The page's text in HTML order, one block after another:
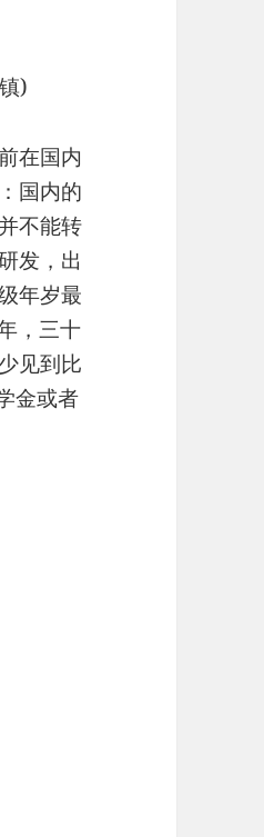
)
在国内
国内的
不能转
发，出
年岁最
，三十
见到比
金或者